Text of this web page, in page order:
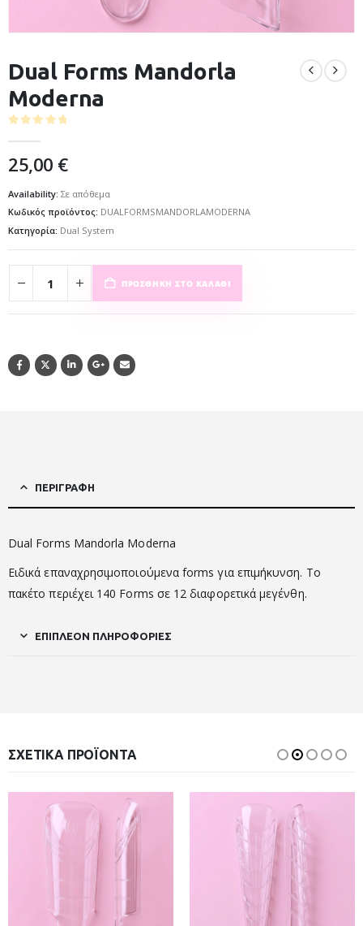
Dual Forms Mandorla
Moderna
25,00 €
Availability: Σε απόθεμα
Κωδικός προϊόντος: DUALFORMSMANDORLAMODERNA
Κατηγορία: Dual System
ΠΡΟΣΘΉΚΗ ΣΤΟ ΚΑΛΆΘΙ
ΠΕΡΙΓΡΑΦΉ
Dual Forms Mandorla Moderna
Ειδικά επαναχρησιμοποιούμενα forms για επιμήκυνση. Το
πακέτο περιέχει 140 Forms σε 12 διαφορετικά μεγένθη.
ΕΠΙΠΛΈΟΝ ΠΛΗΡΟΦΟΡΊΕΣ
ΣΧΕΤΙΚΆ ΠΡΟΪΌΝΤΑ